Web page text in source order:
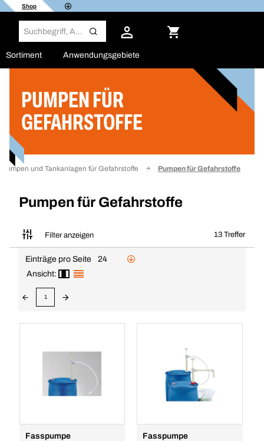
Shop
Sortiment Anwendungsgebiete
PUMPEN FÜR
GEFAHRSTOFFE
Pumpen und Tankanlagen für Gefahrstoffe Pumpen für Gefahrstoffe
Pumpen für Gefahrstoffe
Filter anzeigen 13 Treffer
Filter
Einträge pro Seite
24
Ansicht:
1
Fasspumpe
Fasspumpe